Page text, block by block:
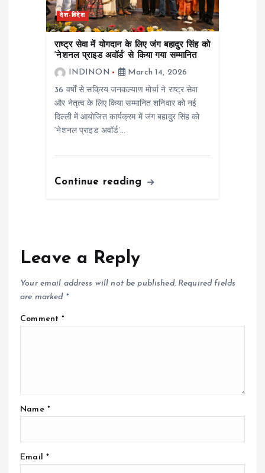
देश-विदेश
राष्ट्र सेवा में योगदान के लिए जंग बहादुर सिंह को
‘नेशनल प्राइड अवॉर्ड’ से किया गया सम्मानित
INDINON
March 14, 2026
36 वर्षों से सक्रिय जनकल्याण मोर्चा ने राष्ट्र सेवा
और नेतृत्व के लिए किया सम्मानित शनिवार को नई
दिल्ली में आयोजित कार्यक्रम में जंग बहादुर सिंह को
‘नेशनल प्राइड अवॉर्ड’…
Continue reading
Leave a Reply
Your email address will not be published. Required fields
are marked *
Comment*
Name *
Email *